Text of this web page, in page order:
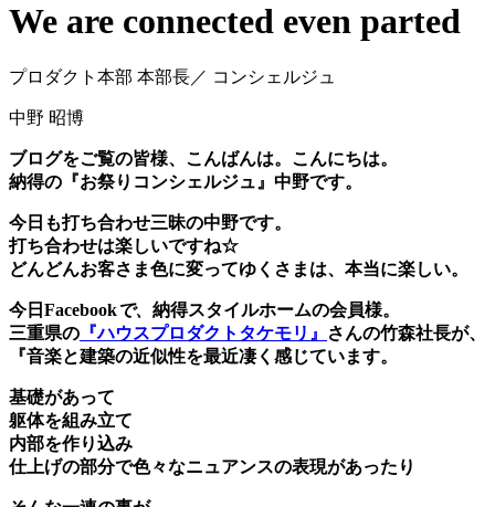
We are connected even parted
プロダクト本部 本部長／ コンシェルジュ
中野 昭博
ブログをご覧の皆様、こんばんは。こんにちは。
納得の『お祭りコンシェルジュ』中野です。
今日も打ち合わせ三昧の中野です。
打ち合わせは楽しいですね☆
どんどんお客さま色に変ってゆくさまは、本当に楽しい。
今日Facebookで、 納得スタイルホームの会員様。
三重県の 『ハウスプロダクトタケモリ』
さんの竹森社長が、
『音楽と建築の近似性を最近凄く感じています。
基礎があって
躯体を組み立て
内部を作り込み
仕上げの部分で色々なニュアンスの表現があったり